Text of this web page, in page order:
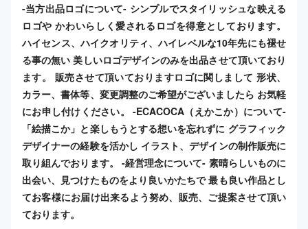
-当方出品ロゴについて- シンプルでスタイリッシュな映える
ロゴや かわいらしく愛されるロゴを得意としております。
ハイセンス、ハイクオリティ、ハイレベルな10年先にも褪せ
る事の無い 美しいロゴデザインのみを出品させて頂いており
ます。 販売させて頂いておりますロゴに関しまして 形状、
カラー、書体等、変更調整のご希望がございましたら お気軽
にお申し付けください。 -ECACOCA（えかこか）について-
「絵描こか」と楽しもうとする想いを忘れずに グラフィック
デザイナーの経験を活かし イラスト、デザインの制作販売に
取り組んでおります。 -経営理念について- 素晴らしいものに
出会い、見つけたものをより良いかたちで 最も良い作品とし
てお客様にお届け出来るよう努め、販売、ご提案させて頂い
ております。